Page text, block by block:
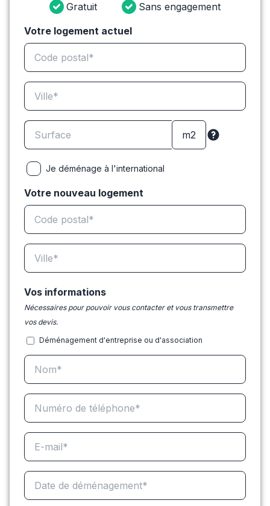
Gratuit
Sans engagement
Votre logement actuel
Je déménage à l'international
Votre nouveau logement
Vos informations
Nécessaires pour pouvoir vous contacter et vous transmettre
vos devis.
Déménagement d'entreprise ou d'association